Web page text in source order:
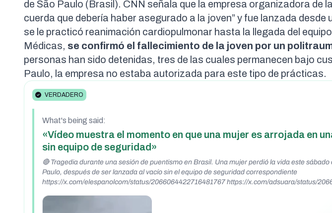
de São Paulo (Brasil). CNN señala que la empresa organizadora de
cuerda que debería haber asegurado a la joven” y fue lanzada desde
se le practicó reanimación cardiopulmonar hasta la llegada del
Médicas, se confirmó el fallecimiento de la joven por un
personas han sido detenidas, tres de las cuales permanecen bajo
Paulo, la empresa no estaba autorizada para este tipo de prácticas.
VERDADERO
What's being said:
«Vídeo muestra el momento en que una mujer es arrojada en
sin equipo de seguridad»
🔴 Tragedia durante una sesión de puentismo en Brasil. Una mujer perdió la vida este
Paulo, después de ser lanzada al vacío sin el equipo de seguridad correspondiente
https://x.com/elespanolcom/status/2066064422716481767 https://x.com/adsuara/status/